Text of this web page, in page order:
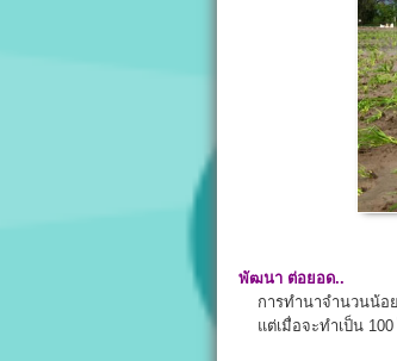
พัฒนา ต่อยอด..
การทำนาจำนวนน้อ
แต่เมื่อจะทำเป็น 100